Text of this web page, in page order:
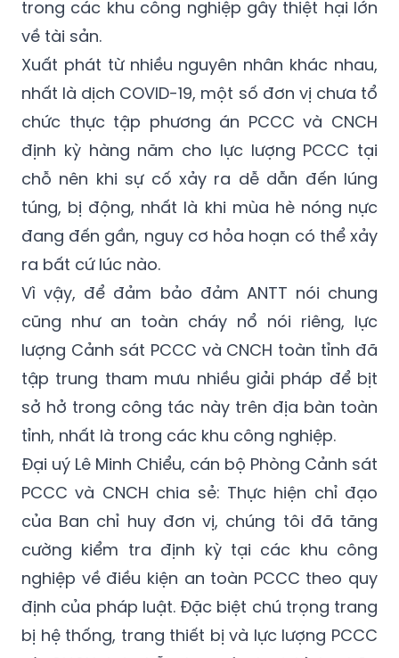
Xuất phát từ nhiều nguyên nhân khác nhau,
nhất là dịch COVID-19, một số đơn vị chưa tổ
chức thực tập phương án PCCC và CNCH
định kỳ hàng năm cho lực lượng PCCC tại
chỗ nên khi sự cố xảy ra dễ dẫn đến lúng
túng, bị động, nhất là khi mùa hè nóng nực
đang đến gần, nguy cơ hỏa hoạn có thể xảy
ra bất cứ lúc nào.
Vì vậy, để đảm bảo đảm ANTT nói chung
cũng như an toàn cháy nổ nói riêng, lực
lượng Cảnh sát PCCC và CNCH toàn tỉnh đã
tập trung tham mưu nhiều giải pháp để bịt
sở hở trong công tác này trên địa bàn toàn
tỉnh, nhất là trong các khu công nghiệp.
Đại uý Lê Minh Chiểu, cán bộ Phòng Cảnh sát
PCCC và CNCH chia sẻ: Thực hiện chỉ đạo
của Ban chỉ huy đơn vị, chúng tôi đã tăng
cường kiểm tra định kỳ tại các khu công
nghiệp về điều kiện an toàn PCCC theo quy
định của pháp luật. Đặc biệt chú trọng trang
bị hệ thống, trang thiết bị và lực lượng PCCC
và CNCH tại chỗ như: các loại bình chữa
cháy xách tay các loại, hệ thống cấp nước